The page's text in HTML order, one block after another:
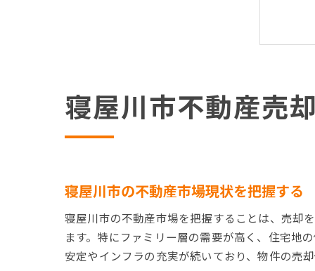
大
変
寝屋川市不動産売
寝屋川市の不動産市場現状を把握する
寝屋川市の不動産市場を把握することは、売却
ます。特にファミリー層の需要が高く、住宅地
安定やインフラの充実が続いており、物件の売